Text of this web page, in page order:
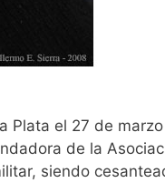
Plata el 27 de
de la
siendo